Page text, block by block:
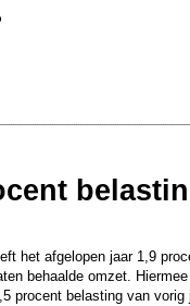
fluiten en trommels tegen
»
het afgelopen jaar 1,9
behaalde omzet. Hiermee
procent belasting van vorig